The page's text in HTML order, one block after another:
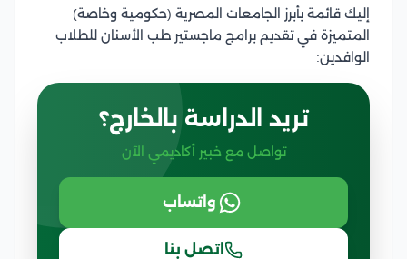
إليك قائمة بأبرز الجامعات المصرية (حكومية وخاصة)
المتميزة في تقديم برامج ماجستير طب الأسنان للطلاب
الوافدين:
تريد الدراسة بالخارج؟
تواصل مع خبير أكاديمي الآن
واتساب
اتصل بنا